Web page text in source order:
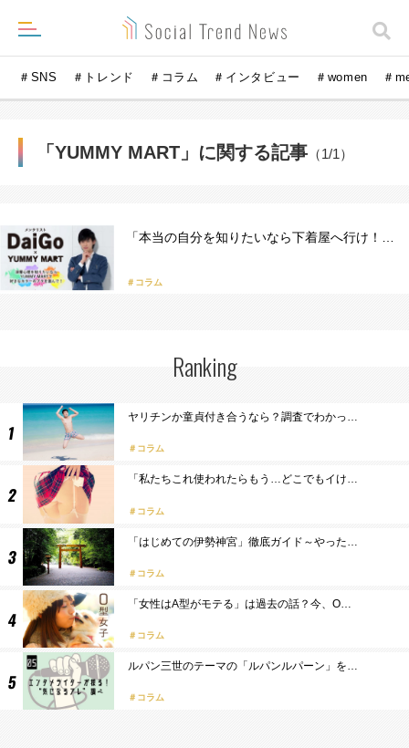
＃SNS ＃トレンド ＃コラム ＃インタビュー ＃women ＃
「YUMMY MART」に関する記事 （1/1）
「本当の自分を知りたいなら下着屋へ行け！…
＃コラム
Ranking
ヤリチンか童貞付き合うなら？調査でわかっ…
コラム
「私たちこれ使われたらもう…どこでもイけ…
コラム
「はじめての伊勢神宮」徹底ガイド～やった…
コラム
「女性はA型がモテる」は過去の話？今、O…
コラム
ルパン三世のテーマの「ルパンルパーン」を…
コラム